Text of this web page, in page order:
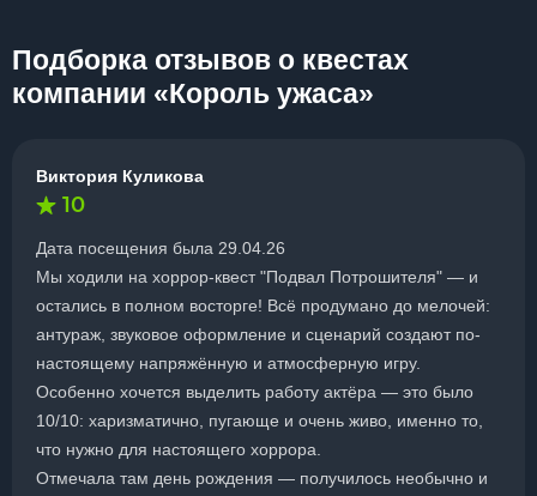
Подборка отзывов о квестах
компании «Король ужаса»
Виктория Куликова
10
Дата посещения была 29.04.26
Мы ходили на хоррор-квест "Подвал Потрошителя" — и
остались в полном восторге! Всё продумано до мелочей:
антураж, звуковое оформление и сценарий создают по-
настоящему напряжённую и атмосферную игру.
Особенно хочется выделить работу актёра — это было
10/10: харизматично, пугающе и очень живо, именно то,
что нужно для настоящего хоррора.
Отмечала там день рождения — получилось необычно и